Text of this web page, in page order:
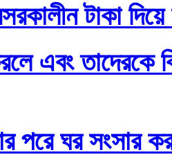
টাকা
এবং তাদেরকে
পরে ঘর সংসার